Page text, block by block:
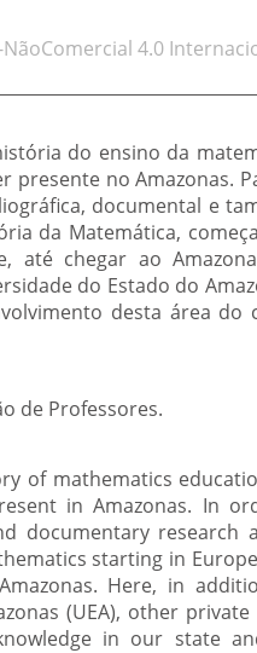
4.0
do ensino da
presente no Amazonas.
documental e
da Matemática,
até chegar ao
do Estado do
desta área do
de Professores.
of mathematics
in Amazonas. In
documentary research
starting in
Here, in
(UEA), other
in our state